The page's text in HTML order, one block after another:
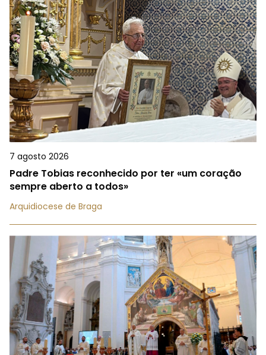
7 agosto 2026
Padre Tobias reconhecido por ter «um coração
sempre aberto a todos»
Arquidiocese de Braga